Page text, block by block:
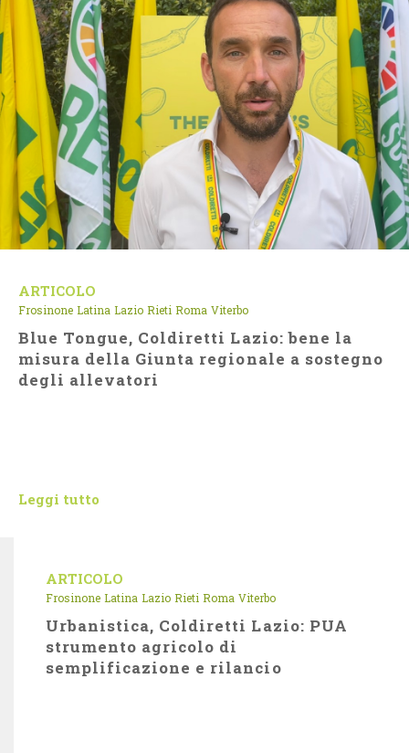
ARTICOLO
Frosinone Latina Lazio Rieti Roma Viterbo
Blue Tongue, Coldiretti Lazio: bene la
misura della Giunta regionale a sostegno
degli allevatori
Leggi tutto
ARTICOLO
Frosinone Latina Lazio Rieti Roma Viterbo
Urbanistica, Coldiretti Lazio: PUA
strumento agricolo di
semplificazione e rilancio